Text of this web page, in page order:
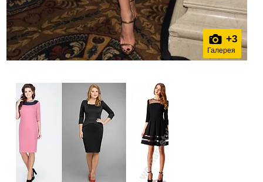
+3
Галерея